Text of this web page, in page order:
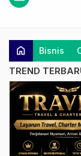
home Bisnis
TREND